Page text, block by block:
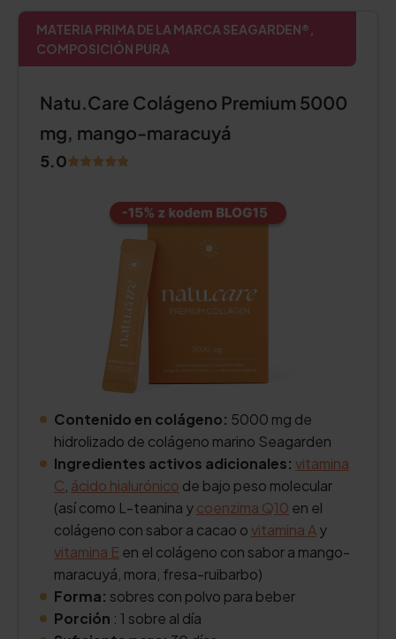
MATERIA PRIMA DE LA MARCA SEAGARDEN®,
COMPOSICIÓN PURA
Natu.Care Colágeno Premium 5000
mg, mango-maracuyá
5.0
Contenido en colágeno: 5000 mg de
hidrolizado de colágeno marino Seagarden
Ingredientes activos adicionales: vitamina
C ácido hialurónico de bajo peso molecular
(así como L-teanina ycoenzima Q10 en el
colágeno con sabor a cacao ovitamina Ay
vitamina E en el colágeno con sabor a mango-
maracuyá, mora, fresa-ruibarbo)
Forma: sobres con polvo para beber
Porción : 1 sobre al día